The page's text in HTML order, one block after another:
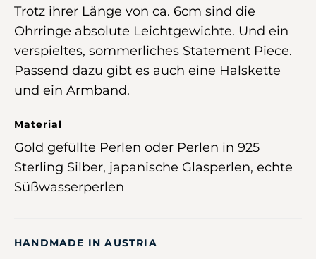
Trotz ihrer Länge von ca. 6cm sind die
Ohrringe absolute Leichtgewichte. Und ein
verspieltes, sommerliches Statement Piece.
Passend dazu gibt es auch eine Halskette
und ein Armband.
Material
Gold gefüllte Perlen oder Perlen in 925
Sterling Silber, japanische Glasperlen, echte
Süßwasserperlen
HANDMADE IN AUSTRIA